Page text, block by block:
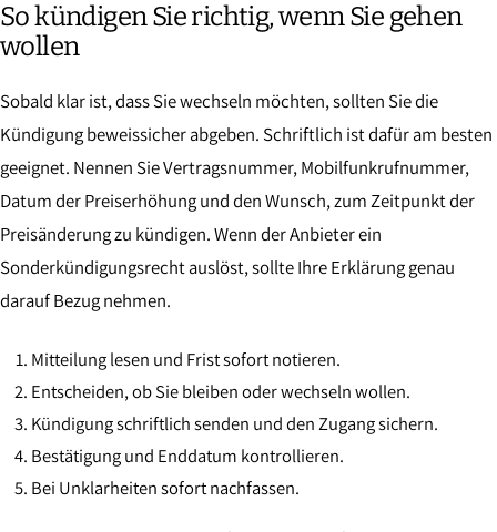
So kündigen Sie richtig, wenn Sie gehen
wollen
Sobald klar ist, dass Sie wechseln möchten, sollten Sie die
Kündigung beweissicher abgeben. Schriftlich ist dafür am besten
geeignet. Nennen Sie Vertragsnummer, Mobilfunkrufnummer,
Datum der Preiserhöhung und den Wunsch, zum Zeitpunkt der
Preisänderung zu kündigen. Wenn der Anbieter ein
Sonderkündigungsrecht auslöst, sollte Ihre Erklärung genau
darauf Bezug nehmen.
Mitteilung lesen und Frist sofort notieren.
Entscheiden, ob Sie bleiben oder wechseln wollen.
Kündigung schriftlich senden und den Zugang sichern.
Bestätigung und Enddatum kontrollieren.
Bei Unklarheiten sofort nachfassen.